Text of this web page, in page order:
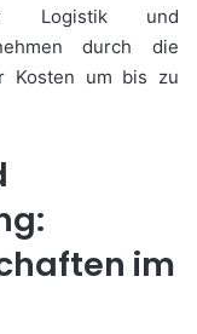
Logistik und
durch die
Kosten um bis zu
im